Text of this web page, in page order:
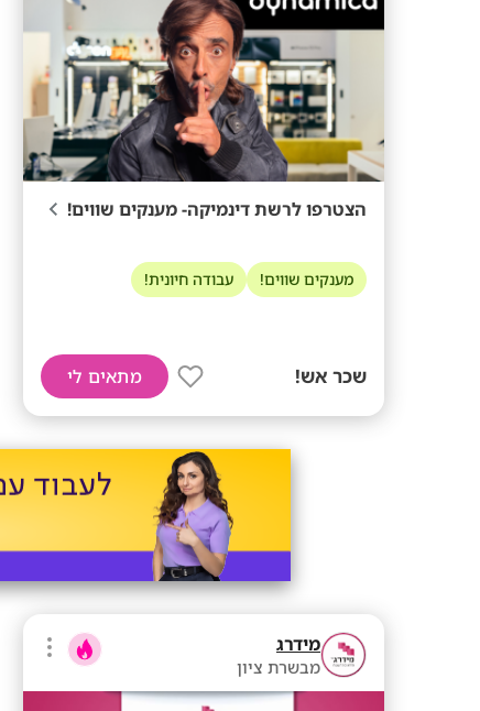
הצטרפו לרשת דינמיקה- מענקים שווים!
מענקים שווים! עבודה חיונית!
שכר אש! מתאים לי
מידרג
מבשרת ציון